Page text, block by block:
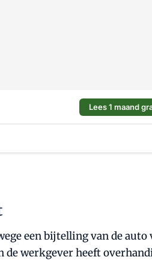
Lees 1 maand
een bijtelling van de auto
de werkgever heeft